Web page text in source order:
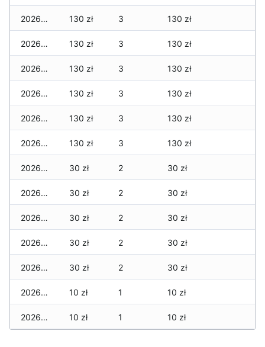
2026-01-23 130 zł 3 130 zł
2026-01-22 130 zł 3 130 zł
2026-01-21 130 zł 3 130 zł
2026-01-20 130 zł 3 130 zł
2026-01-19 130 zł 3 130 zł
2026-01-18 130 zł 3 130 zł
2026-01-17 30 zł 2 30 zł
2026-01-16 30 zł 2 30 zł
2026-01-15 30 zł 2 30 zł
2026-01-14 30 zł 2 30 zł
2026-01-13 30 zł 2 30 zł
2026-01-12 10 zł 1 10 zł
2026-01-11 10 zł 1 10 zł